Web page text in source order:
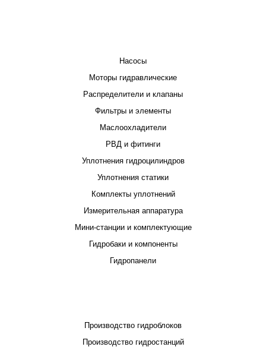
Насосы
Моторы гидравлические
Распределители и клапаны
Фильтры и элементы
Маслоохладители
РВД и фитинги
Уплотнения гидроцилиндров
Уплотнения статики
Комплекты уплотнений
Измерительная аппаратура
Мини-станции и комплектующие
Гидробаки и компоненты
Гидропанели
Производство гидроблоков
Производство гидростанций